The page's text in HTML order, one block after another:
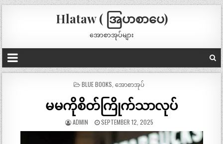
Hlataw ( အြပာစာပေ)
အောစာအုပ်များ
POSTED
BLUE BOOKS အောစာအုပ်
မမကိုစိတ်ကြိုက်သာလုပ်
ADMIN SEPTEMBER 12, 2025